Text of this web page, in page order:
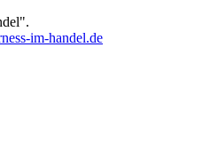
im-handel.de